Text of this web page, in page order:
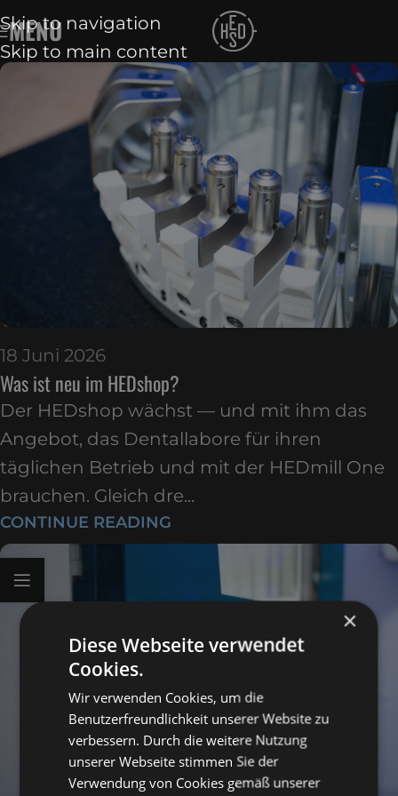
Skip to navigation
Skip to main content
MENU
18 Juni 2026
Was ist neu im HEDshop?
Der HEDshop wächst — und mit ihm das
Angebot, das Dentallabore für ihren
täglichen Betrieb und mit der HEDmill One
brauchen. Gleich dre...
CONTINUE READING
×
Diese Webseite verwendet
Cookies.
Wir verwenden Cookies, um die
Benutzerfreundlichkeit unserer Website zu
verbessern. Durch die weitere Nutzung
unserer Webseite stimmen Sie der
Verwendung von Cookies gemäß unserer